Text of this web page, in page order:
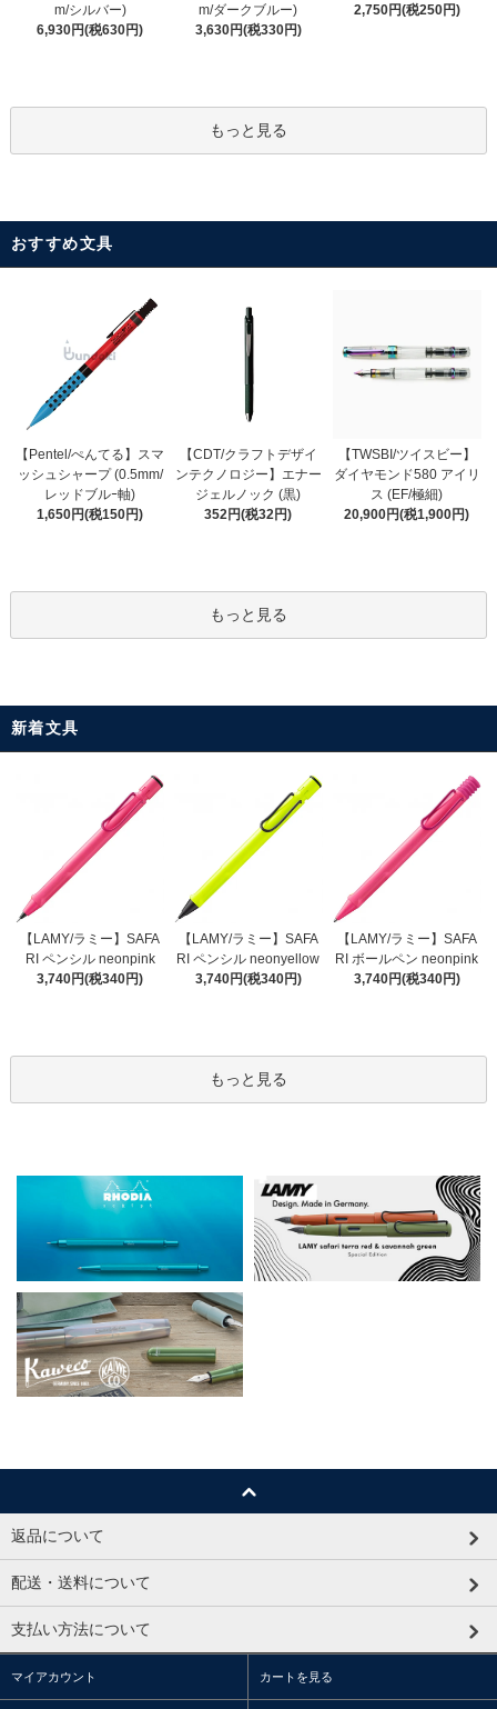
m/シルバー)
6,930円(税630円)
m/ダークブルー)
3,630円(税330円)
2,750円(税250円)
もっと見る
おすすめ文具
【Pentel/ぺんてる】スマ
ッシュシャープ (0.5mm/
レッドブルｰ軸)
1,650円(税150円)
【CDT/クラフトデザイ
ンテクノロジー】エナー
ジェルノック (黒)
352円(税32円)
【TWSBI/ツイスビー】
ダイヤモンド580 アイリ
ス (EF/極細)
20,900円(税1,900円)
もっと見る
新着文具
【LAMY/ラミー】SAFA
RI ペンシル neonpink
3,740円(税340円)
【LAMY/ラミー】SAFA
RI ペンシル neonyellow
3,740円(税340円)
【LAMY/ラミー】SAFA
RI ボールペン neonpink
3,740円(税340円)
もっと見る
返品について
配送・送料について
支払い方法について
マイアカウント カートを見る